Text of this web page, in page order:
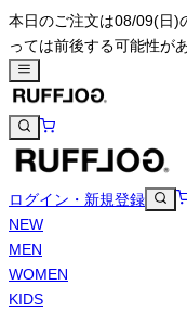
本日のご注文は08/09(日)
っては前後する可能性が
ログイン・新規登録
NEW
MEN
WOMEN
KIDS